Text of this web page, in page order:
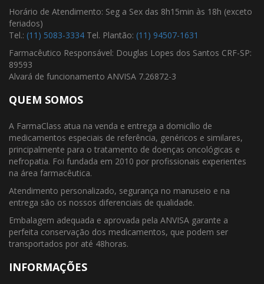
Horário de Atendimento: Seg a Sex das 8h15min às 18h (exceto
feriados)
Tel.: (11) 5083-3334 Tel. Plantão: (11) 94507-1631
Farmacêutico Responsável: Douglas Lopes dos Santos CRF-SP:
89593
Alvará de funcionamento ANVISA 7.26872-3
QUEM SOMOS
A FarmaClass atua na venda e entrega a domicílio de
medicamentos especiais de referência, genéricos e similares,
principalmente para o tratamento de doenças oncológicas e
nefropatia. Foi fundada em 2010 por profissionais experientes
na área farmacêutica.
Atendimento personalizado, segurança no manuseio e na
entrega são os nossos diferenciais de qualidade.
Embalagem adequada e aprovada pela ANVISA garante a
perfeita conservação dos medicamentos, que podem ser
transportados por até 48horas.
INFORMAÇÕES